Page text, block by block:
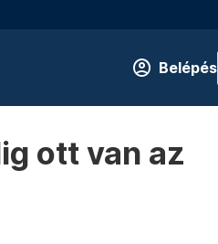
Belépés
ott van az